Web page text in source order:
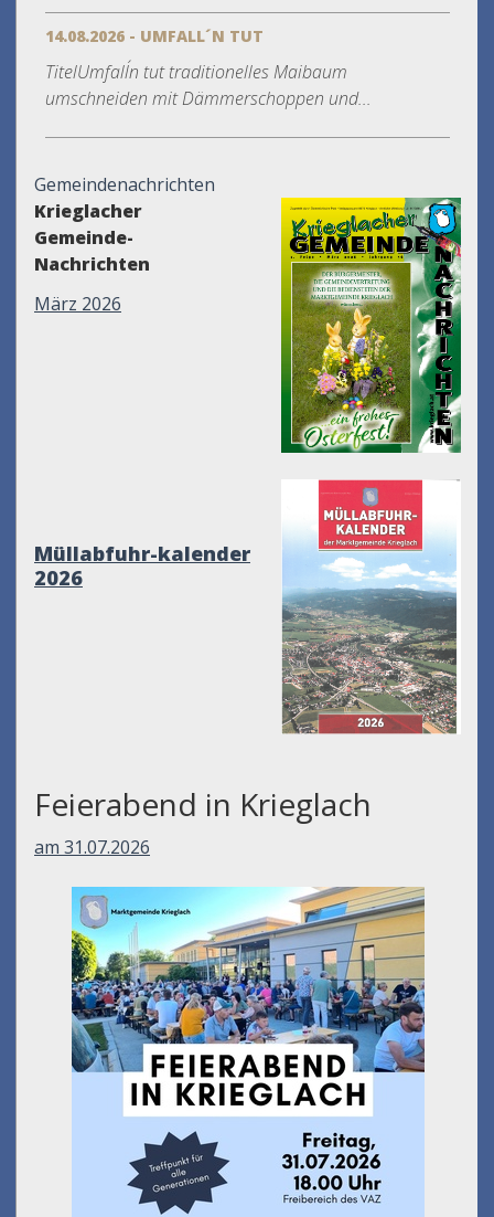
14.08.2026 - UMFALL´N TUT
TitelUmfall´n tut traditionelles Maibaum
umschneiden mit Dämmerschoppen und...
Gemeindenachrichten
Krieglacher
Gemeinde-
Nachrichten
März 2026
Müllabfuhr-kalender
2026
Feierabend in Krieglach
am 31.07.2026